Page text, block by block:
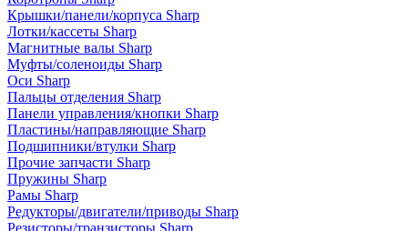
Крышки/панели/корпуса Sharp
Лотки/кассеты Sharp
Магнитные валы Sharp
Муфты/соленоиды Sharp
Оси Sharp
Пальцы отделения Sharp
Панели управления/кнопки Sharp
Пластины/направляющие Sharp
Подшипники/втулки Sharp
Прочие запчасти Sharp
Пружины Sharp
Рамы Sharp
Редукторы/двигатели/приводы Sharp
Резисторы/транзисторы Sharp